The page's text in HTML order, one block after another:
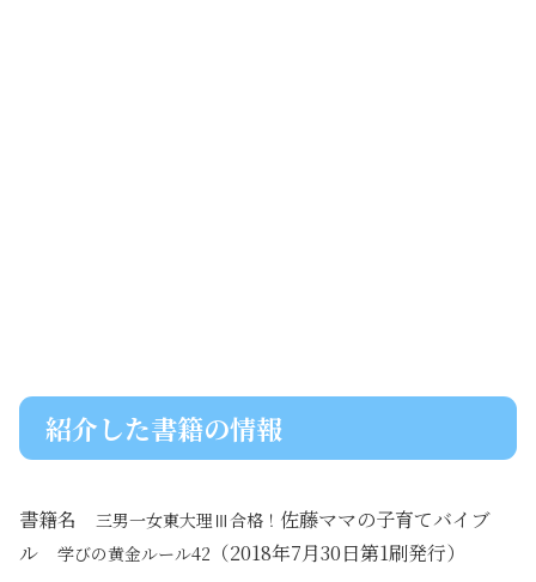
紹介した書籍の情報
書籍名 三男一女東大理Ⅲ合格！ 佐藤ママの子育てバイブ
ル 学びの黄金ルール42 （2018年7月30日第1刷発行）